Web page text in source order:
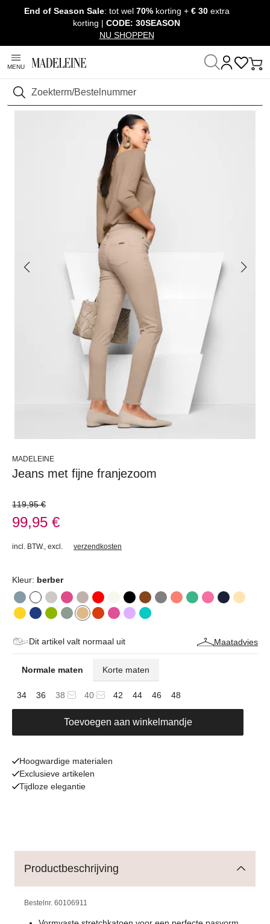
Navigatie overslaan, direct naar content
End of Season Sale: tot wel70% korting +€ 30 extra
korting | CODE: 30SEASON
NU SHOPPEN
MENU
Zoeken
Thuis Kleding Broeken
MADELEINE
Jeans met fijne franjezoom
119,95 €
99,95 €
incl. BTW. excl. verzendkosten
Kleur: berber
Dit artikel valt normaal uit Maatadvies
Normale maten Korte maten
34 36 38 40 42 44 46 48
Toevoegen aan winkelmandje
Hoogwardige materialen
Exclusieve artikelen
Tijdloze elegantie
Productbeschrijving
Bestelnr. 60106911